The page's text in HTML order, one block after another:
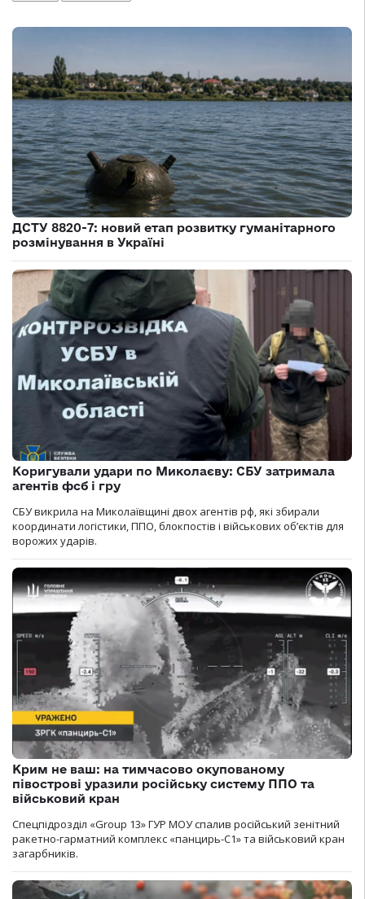
ДСТУ 8820-7: новий етап розвитку гуманітарного
розмінування в Україні
Коригували удари по Миколаєву: СБУ затримала
агентів фсб і гру
СБУ викрила на Миколаївщині двох агентів рф, які збирали
координати логістики, ППО, блокпостів і військових об’єктів для
ворожих ударів.
Крим не ваш: на тимчасово окупованому
півострові уразили російську систему ППО та
військовий кран
Спецпідрозділ «Group 13» ГУР МОУ спалив російський зенітний
ракетно-гарматний комплекс «панцирь-С1» та військовий кран
загарбників.